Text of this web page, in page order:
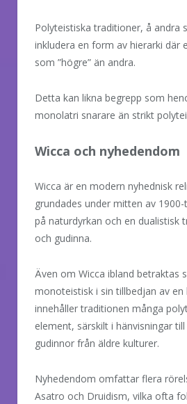
Polyteistiska traditioner, å andra
inkludera en form av hierarki där
som ”högre” än andra.
Detta kan likna begrepp som
monolatri snarare än strikt
Wicca och nyhedendom
Wicca är en modern nyhednisk
grundades under mitten av
på naturdyrkan och en dualistisk
och gudinna.
Även om Wicca ibland betraktas
monoteistisk i sin tillbedjan av en
innehåller traditionen många
element, särskilt i hänvisningar
gudinnor från äldre kulturer.
Nyhedendom omfattar flera
Asatro och Druidism, vilka ofta